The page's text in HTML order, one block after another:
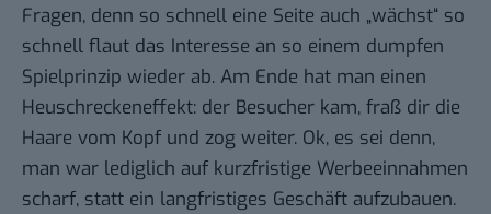
Fragen, denn so schnell eine Seite auch „wächst“ so
schnell flaut das Interesse an so einem dumpfen
Spielprinzip wieder ab. Am Ende hat man einen
Heuschreckeneffekt: der Besucher kam, fraß dir die
Haare vom Kopf und zog weiter. Ok, es sei denn,
man war lediglich auf kurzfristige Werbeeinnahmen
scharf, statt ein langfristiges Geschäft aufzubauen.